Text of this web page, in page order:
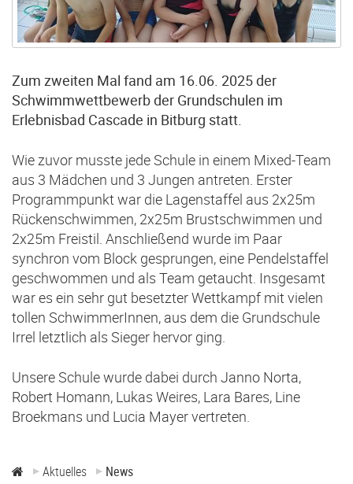
Zum zweiten Mal fand am 16.06. 2025 der
Schwimmwettbewerb der Grundschulen im
Erlebnisbad Cascade in Bitburg statt.
Wie zuvor musste jede Schule in einem Mixed-Team
aus 3 Mädchen und 3 Jungen antreten. Erster
Programmpunkt war die Lagenstaffel aus 2x25m
Rückenschwimmen, 2x25m Brustschwimmen und
2x25m Freistil. Anschließend wurde im Paar
synchron vom Block gesprungen, eine Pendelstaffel
geschwommen und als Team getaucht. Insgesamt
war es ein sehr gut besetzter Wettkampf mit vielen
tollen SchwimmerInnen, aus dem die Grundschule
Irrel letztlich als Sieger hervor ging.
Unsere Schule wurde dabei durch Janno Norta,
Robert Homann, Lukas Weires, Lara Bares, Line
Broekmans und Lucia Mayer vertreten.
Aktuelles News